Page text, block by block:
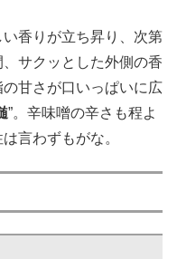
香りが立ち昇り、次第
サクッとした外側の香
甘さが口いっぱいに広
”。辛味噌の辛さも程よ
言わずもがな。